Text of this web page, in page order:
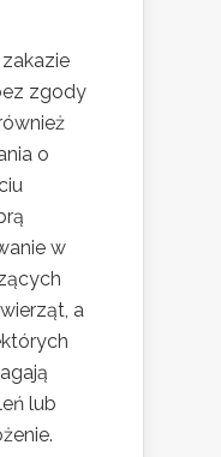
zgody
o
w
a
lub